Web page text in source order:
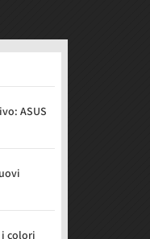
ASUS
i colori